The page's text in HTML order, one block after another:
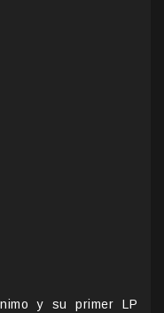
y su primer LP